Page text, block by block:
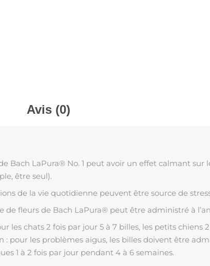
Avis (0)
Bach LaPura® No. 1 peut avoir un effet calmant
être seul).
de la vie quotidienne peuvent être source de
de fleurs de Bach LaPura® peut être administré à
les chats 2 fois par jour 5 à 7 billes, les petits chiens
: pour les problèmes aigus, les billes doivent être
1 à 2 fois par jour pendant 4 à 6 semaines.